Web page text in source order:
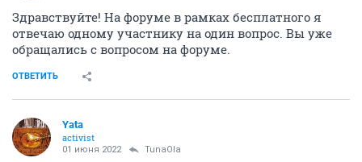
Здравствуйте! На форуме в рамках бесплатного я
отвечаю одному участнику на один вопрос. Вы уже
обращались с вопросом на форуме.
ОТВЕТИТЬ
Yata
activist
01 июня 2022 TunaOla